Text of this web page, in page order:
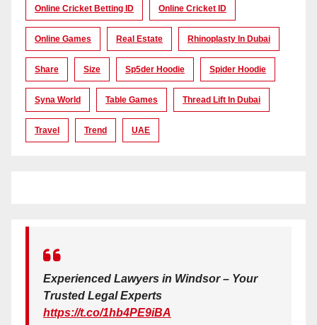
Online Cricket Betting ID Online Cricket ID
Online Games Real Estate Rhinoplasty In Dubai
Share Size Sp5der Hoodie Spider Hoodie
Syna World Table Games Thread Lift In Dubai
Travel Trend UAE
Experienced Lawyers in Windsor – Your
Trusted Legal Experts
https://t.co/1hb4PE9iBA